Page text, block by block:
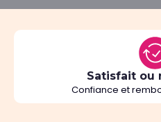
Satisfait ou
Confiance et